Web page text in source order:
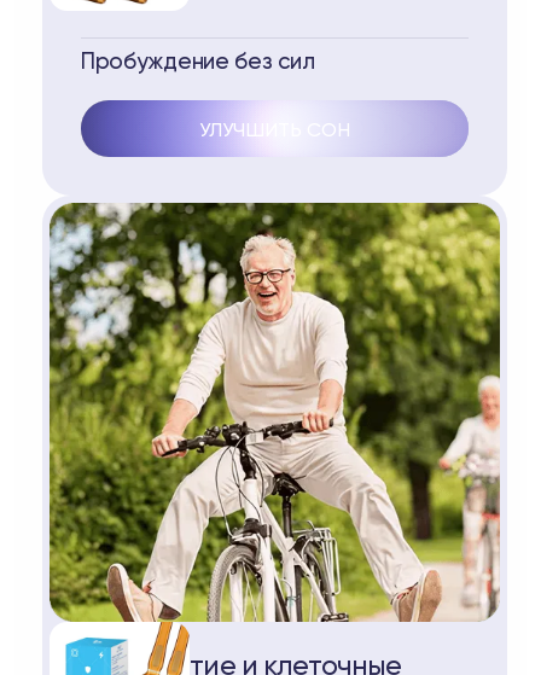
Пробуждение без сил
УЛУЧШИТЬ СОН
Долголетие и клеточные